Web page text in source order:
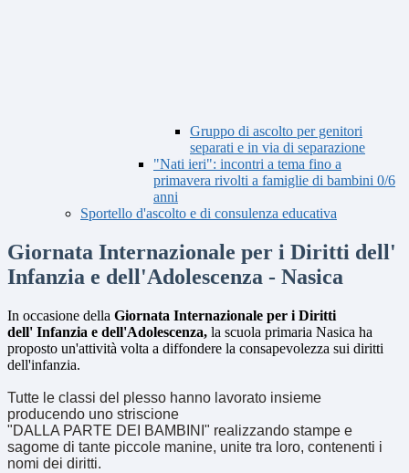
Gruppo di ascolto per genitori
separati e in via di separazione
"Nati ieri": incontri a tema fino a
primavera rivolti a famiglie di bambini 0/6
anni
Sportello d'ascolto e di consulenza educativa
Giornata Internazionale per i Diritti dell'
Infanzia e dell'Adolescenza - Nasica
In occasione della Giornata Internazionale per i Diritti
dell' Infanzia e dell'Adolescenza, la scuola primaria Nasica ha
proposto un'attività volta a diffondere la consapevolezza sui diritti
dell'infanzia.
Tutte le classi del plesso hanno lavorato insieme
producendo uno striscione
"DALLA PARTE DEI BAMBINI" realizzando stampe e
sagome di tante piccole manine, unite tra loro, contenenti i
nomi dei diritti.